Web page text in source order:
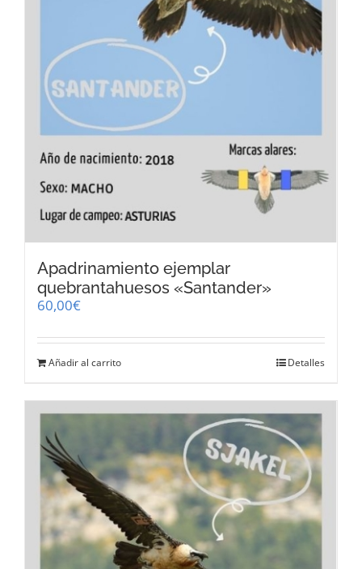
Apadrinamiento ejemplar
quebrantahuesos «Santander»
60,00€
Añadir al carrito Detalles